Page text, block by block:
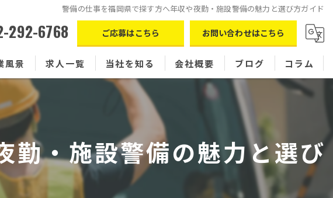
警備の仕事を福岡県で探す方へ年収や夜勤・施設警備の魅力と選び方ガイド
292-6768 ご応募はこちら お問い合わせはこちら
風景 求人一覧 当社を知る
パート
現場スタッフ
シフト制
正社員
会社概要 ブログ コラム
勤・施設警備の魅力と選び